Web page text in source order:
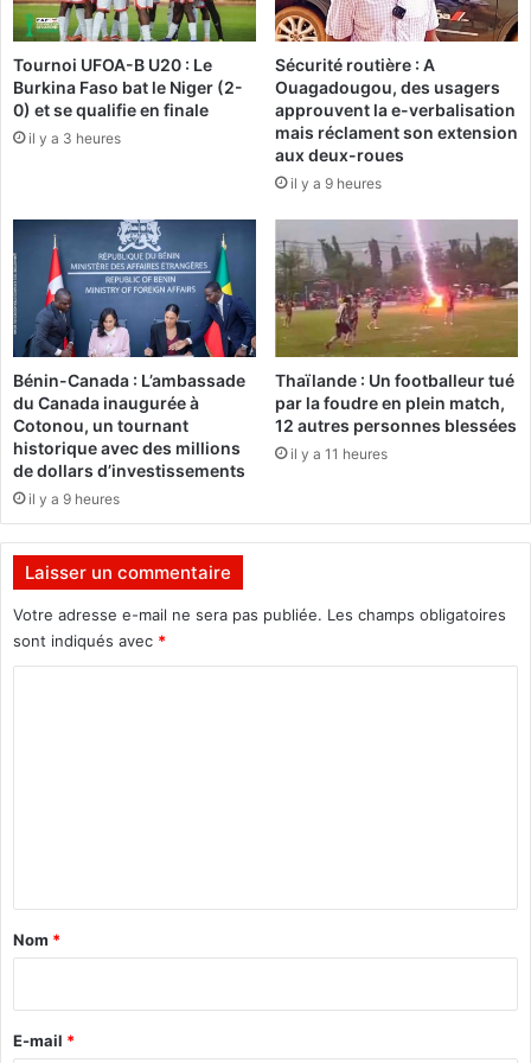
u
n
f
u
t
u
l
e
m
e
t
c
o
n
f
d
r
a
l
5
/
9
0
–
«
u
a
n
d
»
M
e
r
c
e
i
1
7
S
0
2
5
Tournoi UFOA-B U20 : Le
Burkina Faso bat le Niger (2-
0) et se qualifie en finale
il y a 3 heures
Sécurité routière : A
Ouagadougou, des usagers
approuvent la e-verbalisation
mais réclament son extension
aux deux-roues
il y a 9 heures
Bénin-Canada : L’ambassade
du Canada inaugurée à
Cotonou, un tournant
historique avec des millions
de dollars d’investissements
il y a 9 heures
Thaïlande : Un footballeur tué
par la foudre en plein match,
12 autres personnes blessées
il y a 11 heures
Laisser un commentaire
Votre adresse e-mail ne sera pas publiée. Les champs obligatoires
sont indiqués avec *
a
e
Nom *
E-mail *